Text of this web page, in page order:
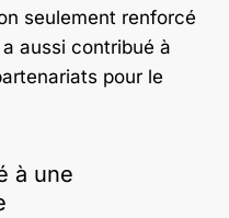
seulement renforcé
aussi contribué à
pour le
à une